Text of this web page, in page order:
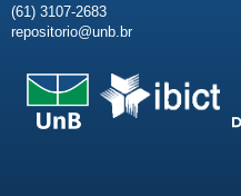
(61) 3107-2683
repositorio@unb.br